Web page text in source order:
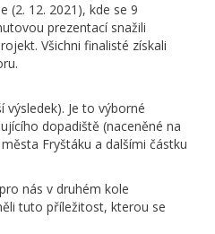
(2. 12. 2021), kde se 9
prezentací snažili
Všichni finalisté získali
výsledek). Je to výborné
dopadiště (naceněné na
Fryštáku a dalšími částku
nás v druhém kole
tuto příležitost, kterou se